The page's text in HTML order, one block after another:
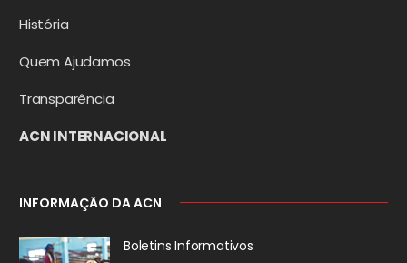
História
Quem Ajudamos
Transparência
ACN INTERNACIONAL
INFORMAÇÃO DA ACN
Boletins Informativos